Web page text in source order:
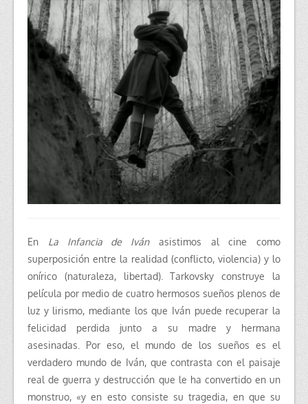
En La Infancia de Ivánasistimos al cine como
superposición entre la realidad (conflicto, violencia) y lo
onírico (naturaleza, libertad). Tarkovsky construye la
película por medio de cuatro hermosos sueños plenos de
luz y lirismo, mediante los que Iván puede recuperar la
felicidad perdida junto a su madre y hermana
asesinadas. Por eso, el mundo de los sueños es el
verdadero mundo de Iván, que contrasta con el paisaje
real de guerra y destrucción que le ha convertido en un
monstruo, «y en esto consiste su tragedia, en que su